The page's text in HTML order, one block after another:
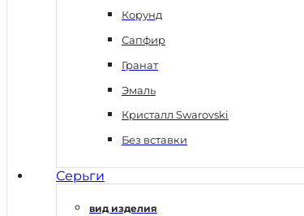
Корунд
Сапфир
Гранат
Эмаль
Кристалл Swarovski
Без вставки
Серьги
вид изделия